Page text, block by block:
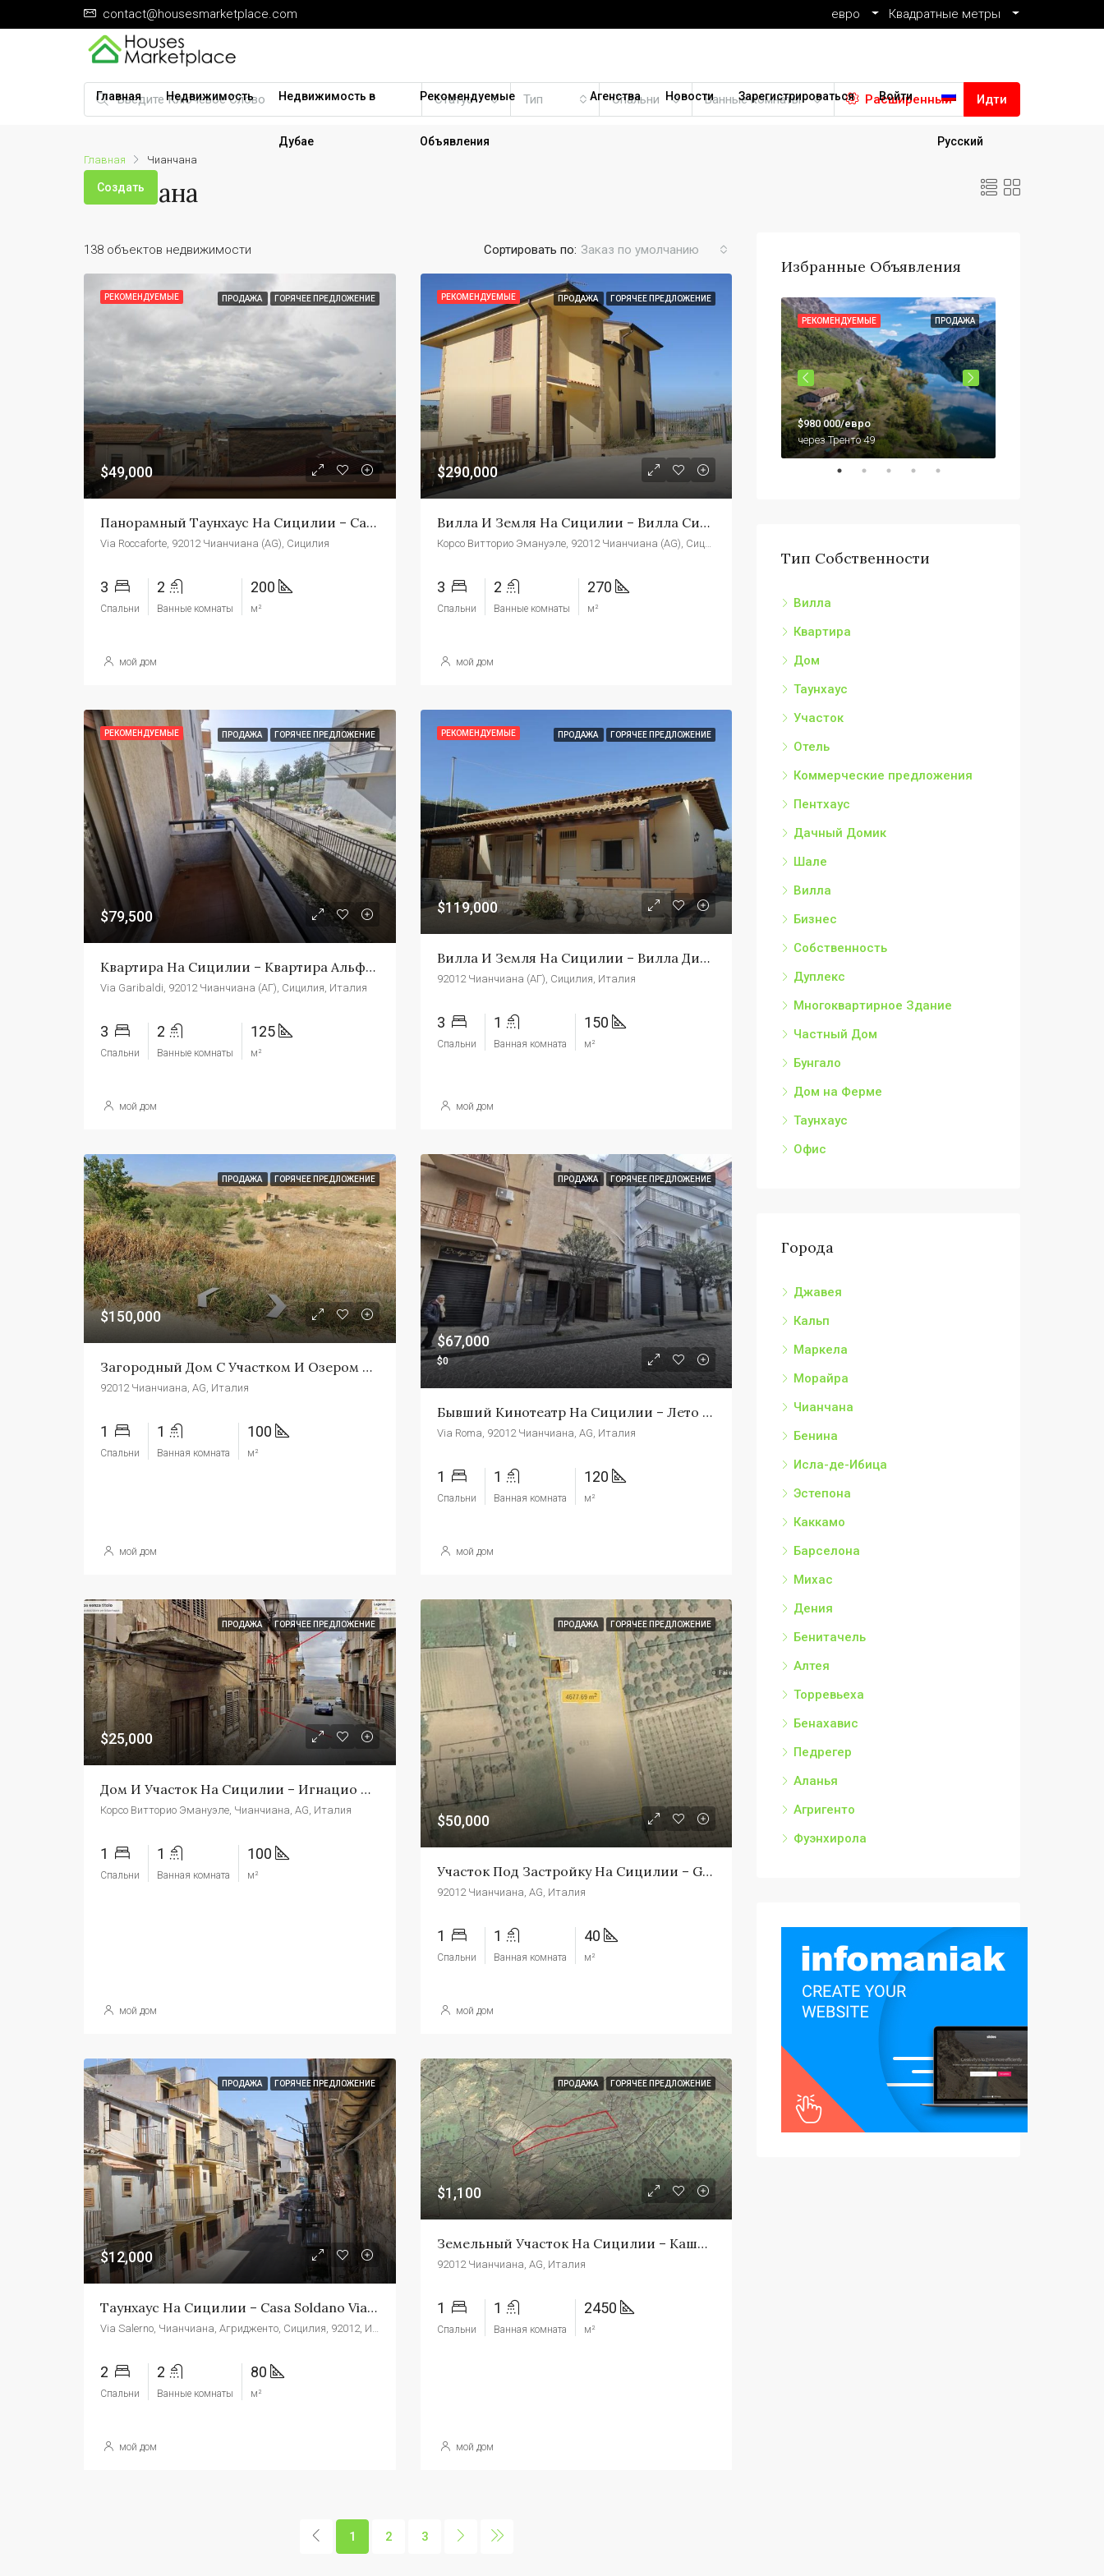
contact@housesmarketplace.com евро Квадратные метры
Главная Недвижимость Недвижимость в
Дубае
Рекомендуемые
Объявления
Агенства Новости Зарегистрироваться Войти
Русский
Создать
Статус Тип Спальни Ванные комнаты Расширенный Идти
Главная Чианчана
Чианчана
138 объектов недвижимости Сортировать по: Заказ по умолчанию
РЕКОМЕНДУЕМЫЕ ПРОДАЖА ГОРЯЧЕЕ ПРЕДЛОЖЕНИЕ
$49,000
Панорамный Таунхаус На Сицилии – Casa Provenzano Via Roccaforte
Via Roccaforte, 92012 Чианчиана (AG), Сицилия
3
Спальни
2
Ванные комнаты
200
м²
мой дом
РЕКОМЕНДУЕМЫЕ ПРОДАЖА ГОРЯЧЕЕ ПРЕДЛОЖЕНИЕ
$290,000
Вилла И Земля На Сицилии – Вилла Сильвана Корсо
3
Спальни
2
Ванные комнаты
270
м²
мой дом
РЕКОМЕНДУЕМЫЕ ПРОДАЖА ГОРЯЧЕЕ ПРЕДЛОЖЕНИЕ
$79,500
Квартира На Сицилии – Квартира Альфано Виа Гарибальди
Via Garibaldi, 92012 Чианчиана (АГ), Сицилия, Италия
3
Спальни
2
Ванные комнаты
125
м²
мой дом
РЕКОМЕНДУЕМЫЕ ПРОДАЖА ГОРЯЧЕЕ ПРЕДЛОЖЕНИЕ
$119,000
Вилла И Земля На Сицилии – Вилла Дино
92012 Чианчиана (АГ), Сицилия, Италия
3
Спальни
1
Ванная комната
150
м²
мой дом
ПРОДАЖА ГОРЯЧЕЕ ПРЕДЛОЖЕНИЕ
$150,000
Загородный Дом С Участком И Озером На Сицилии — Иаконо Биссана
92012 Чианчиана, AG, Италия
1
Спальни
1
Ванная комната
100
м²
мой дом
ПРОДАЖА ГОРЯЧЕЕ ПРЕДЛОЖЕНИЕ
$67,000
$0
Бывший Кинотеатр На Сицилии – Лето Алессандрия
Via Roma, 92012 Чианчиана, AG, Италия
1
Спальни
1
Ванная комната
120
м²
мой дом
ПРОДАЖА ГОРЯЧЕЕ ПРЕДЛОЖЕНИЕ
$25,000
Дом И Участок На Сицилии – Игнацио Корсо
Корсо Витторио Эмануэле, Чианчиана, AG, Италия
1
Спальни
1
Ванная комната
100
м²
мой дом
ПРОДАЖА ГОРЯЧЕЕ ПРЕДЛОЖЕНИЕ
$50,000
Участок Под Застройку На Сицилии – Gagliano Cda Piano D'Oca
92012 Чианчиана, AG, Италия
1
Спальни
1
Ванная комната
40
м²
мой дом
ПРОДАЖА ГОРЯЧЕЕ ПРЕДЛОЖЕНИЕ
$12,000
Таунхаус На Сицилии – Casa Soldano Via Salerno
2
Спальни
2
Ванные комнаты
80
м²
мой дом
ПРОДАЖА ГОРЯЧЕЕ ПРЕДЛОЖЕНИЕ
$1,100
Земельный Участок На Сицилии – Кашино Чда Бутера
92012 Чианчиана, AG, Италия
1
Спальни
1
Ванная комната
2450
м²
мой дом
1 2 3
Избранные Объявления
РЕКОМЕНДУЕМЫЕ
$139,000
Торре Макауда
ПРОДАЖА
РЕКОМЕНДУЕМЫЕ
$980 000/евро
через Тренто 49
Тип Собственности
Вилла
Квартира
Дом
Таунхаус
Участок
Отель
Коммерческие предложения
Пентхаус
Дачный Домик
Шале
Вилла
Бизнес
Собственность
Дуплекс
Многоквартирное Здание
Частный Дом
Бунгало
Дом на Ферме
Таунхаус
Офис
Города
Джавея
Кальп
Маркела
Морайра
Чианчана
Бенина
Исла-де-Ибица
Эстепона
Каккамо
Барселона
Михас
Дения
Бенитачель
Алтея
Торревьеха
Бенахавис
Педрегер
Аланья
Агригенто
Фуэнхирола